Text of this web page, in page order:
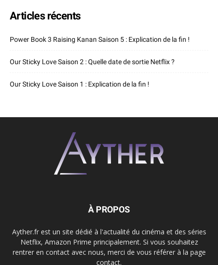
Articles récents
Power Book 3 Raising Kanan Saison 5 : Explication de la fin !
Our Sticky Love Saison 2 : Quelle date de sortie Netflix ?
Our Sticky Love Saison 1 : Explication de la fin !
À PROPOS
Ayther.fr est un site dédié à l'actualité du cinéma et des séries
Netflix, Amazon Prime principalement. Si vous souhaitez
rentrer en contact avec nous, merci de vous référer à la page
contact.